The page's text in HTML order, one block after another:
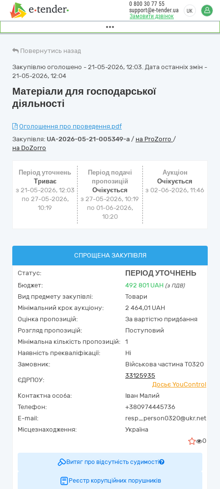
Замовити дзвінок
0 800 30 77 55
support@e-tender.ua
UK
Повернутись назад
Закупівлю оголошено - 21-05-2026, 12:03. Дата останніх змін -
21-05-2026, 12:04
Матеріали для господарської
діяльності
Оголошення про проведення.pdf
Закупівля: UA-2026-05-21-005349-a / на ProZorro /
на DoZorro
Період уточнень
Триває
з 21-05-2026, 12:03
по 27-05-2026,
10:19
Період подачі
пропозицій
Очікується
з 27-05-2026, 10:19
по 01-06-2026,
10:20
Аукціон
Очікується
з 02-06-2026, 11:46
СПРОЩЕНА ЗАКУПІВЛЯ
Статус: ПЕРІОД УТОЧНЕНЬ
Бюджет: 492 801 UAH (з ПДВ)
Вид предмету закупівлі:
Товари
Мінімальний крок аукціону:
2 464,01 UAH
Оцінка пропозицій:
За вартістю придбання
Розгляд пропозицій:
Поступовий
Мінімальна кількість пропозицій:
1
Наявність прекваліфікації:
Ні
Замовник:
Військова частина Т0320
ЄДРПОУ:
33125935
Досьє YouControl
Контактна особа:
Іван Малий
Телефон:
+380974445736
E-mail:
resp_person0320@ukr.net
Місцезнаходження:
Україна
0
Витяг про відсутність судимості
Реєстр корупційних порушників